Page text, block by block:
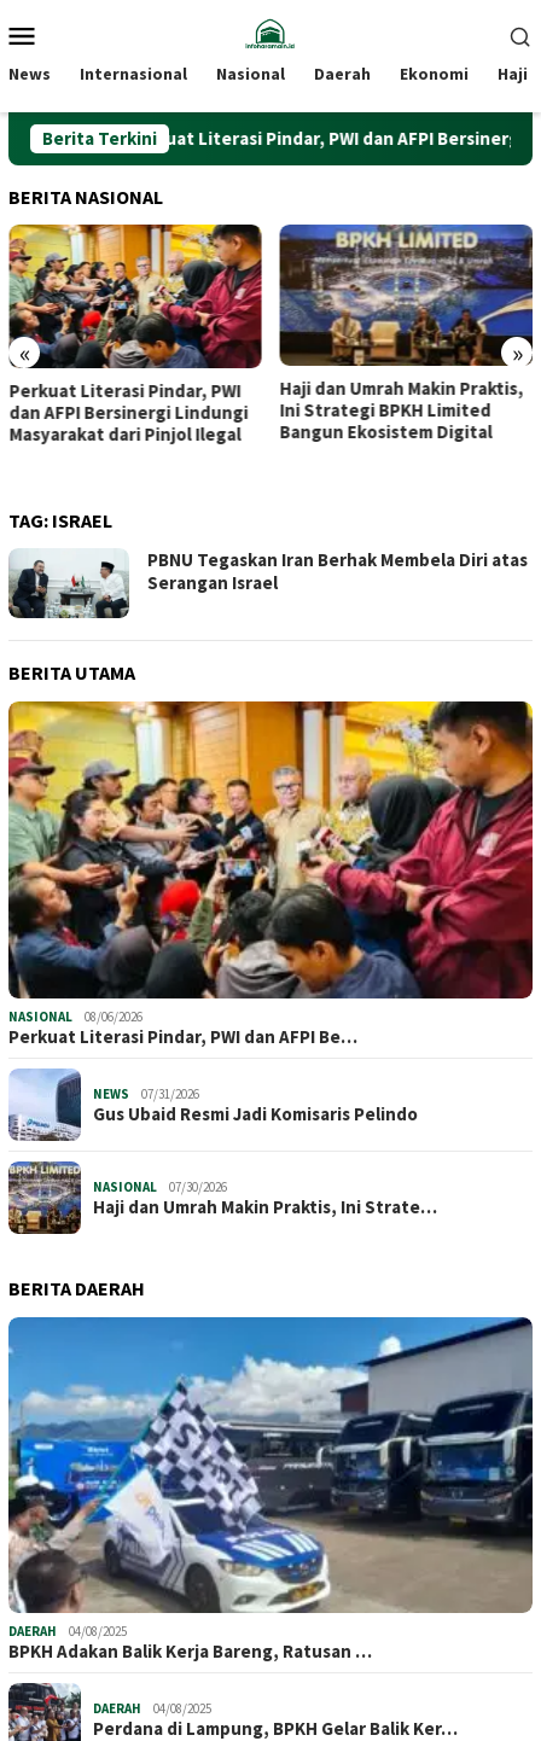
ke
Mobile
News Internasional Nasional Daerah Ekonomi Haji
Berita Terkini
Perkuat Literasi Pindar, PWI dan AFPI Bersinergi
BERITA NASIONAL
« »
Haji dan Umrah Makin Praktis,
Ini Strategi BPKH Limited
Bangun Ekosistem Digital
Dari Beringharjo hingga
Bekalista, Dua Kunjungan
Purbaya yang Disambut
TAG: ISRAEL
PBNU Tegaskan Iran Berhak Membela Diri atas
Serangan Israel
BERITA UTAMA
NASIONAL 08/06/2026
Perkuat Literasi Pindar, PWI dan AFPI Be…
NEWS 07/31/2026
​Gus Ubaid Resmi Jadi Komisaris Pelindo
NASIONAL 07/30/2026
Haji dan Umrah Makin Praktis, Ini Strate…
BERITA DAERAH
DAERAH 04/08/2025
BPKH Adakan Balik Kerja Bareng, Ratusan …
DAERAH 04/08/2025
Perdana di Lampung, BPKH Gelar Balik Ker…